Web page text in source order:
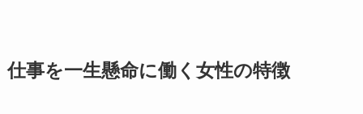
仕事を一生懸命に働く女性の特徴